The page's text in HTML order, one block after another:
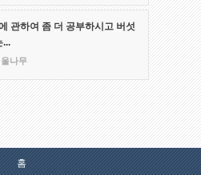
관하여 좀 더 공부하시고 버섯
...
울나무
홈